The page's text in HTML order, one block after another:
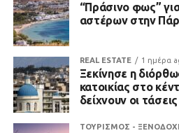
“Πράσινο φως”
αστέρων στην
REAL ESTATE 1 ημέρα
Ξεκίνησε η
κατοικίας στο
δείχνουν οι τάσεις
ΤΟΥΡΙΣΜΟΣ -